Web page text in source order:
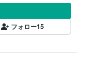
フォロー15